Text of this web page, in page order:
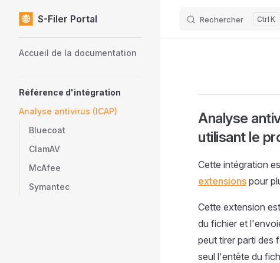
Skip to content
S-Filer Portal Rechercher K
Accueil de la documentation
Référence d'intégration
Analyse antivirus (ICAP)
Bluecoat
ClamAV
McAfee
Symantec
Analyse
utilisant le
Cette intégration
extensions pour
Cette extension
du fichier et
peut tirer parti des
seul l'entête du